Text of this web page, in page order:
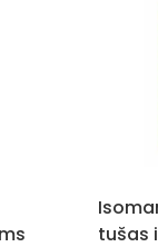
tušas